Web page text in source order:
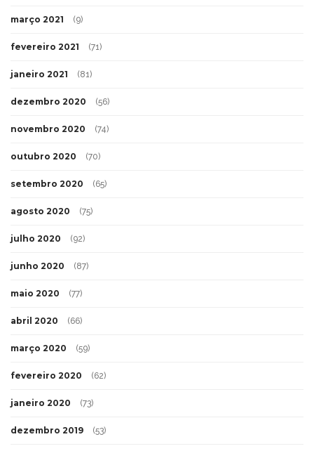
março 2021 (9)
fevereiro 2021 (71)
janeiro 2021 (81)
dezembro 2020 (56)
novembro 2020 (74)
outubro 2020 (70)
setembro 2020 (65)
agosto 2020 (75)
julho 2020 (92)
junho 2020 (87)
maio 2020 (77)
abril 2020 (66)
março 2020 (59)
fevereiro 2020 (62)
janeiro 2020 (73)
dezembro 2019 (53)